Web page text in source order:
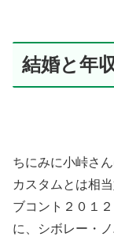
結婚と年
ちにみに小峠さ
カスタムとは相
ブコント２０１
に、シボレー・